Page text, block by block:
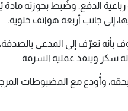
رباعية الدفع. وضُبط بحوزته
إلى جانب أربعة هواتف خلوية.
بأنه تعرّف إلى المدعي
سكر وينفذ عملية السرقة.
وأُودع مع المضبوطات